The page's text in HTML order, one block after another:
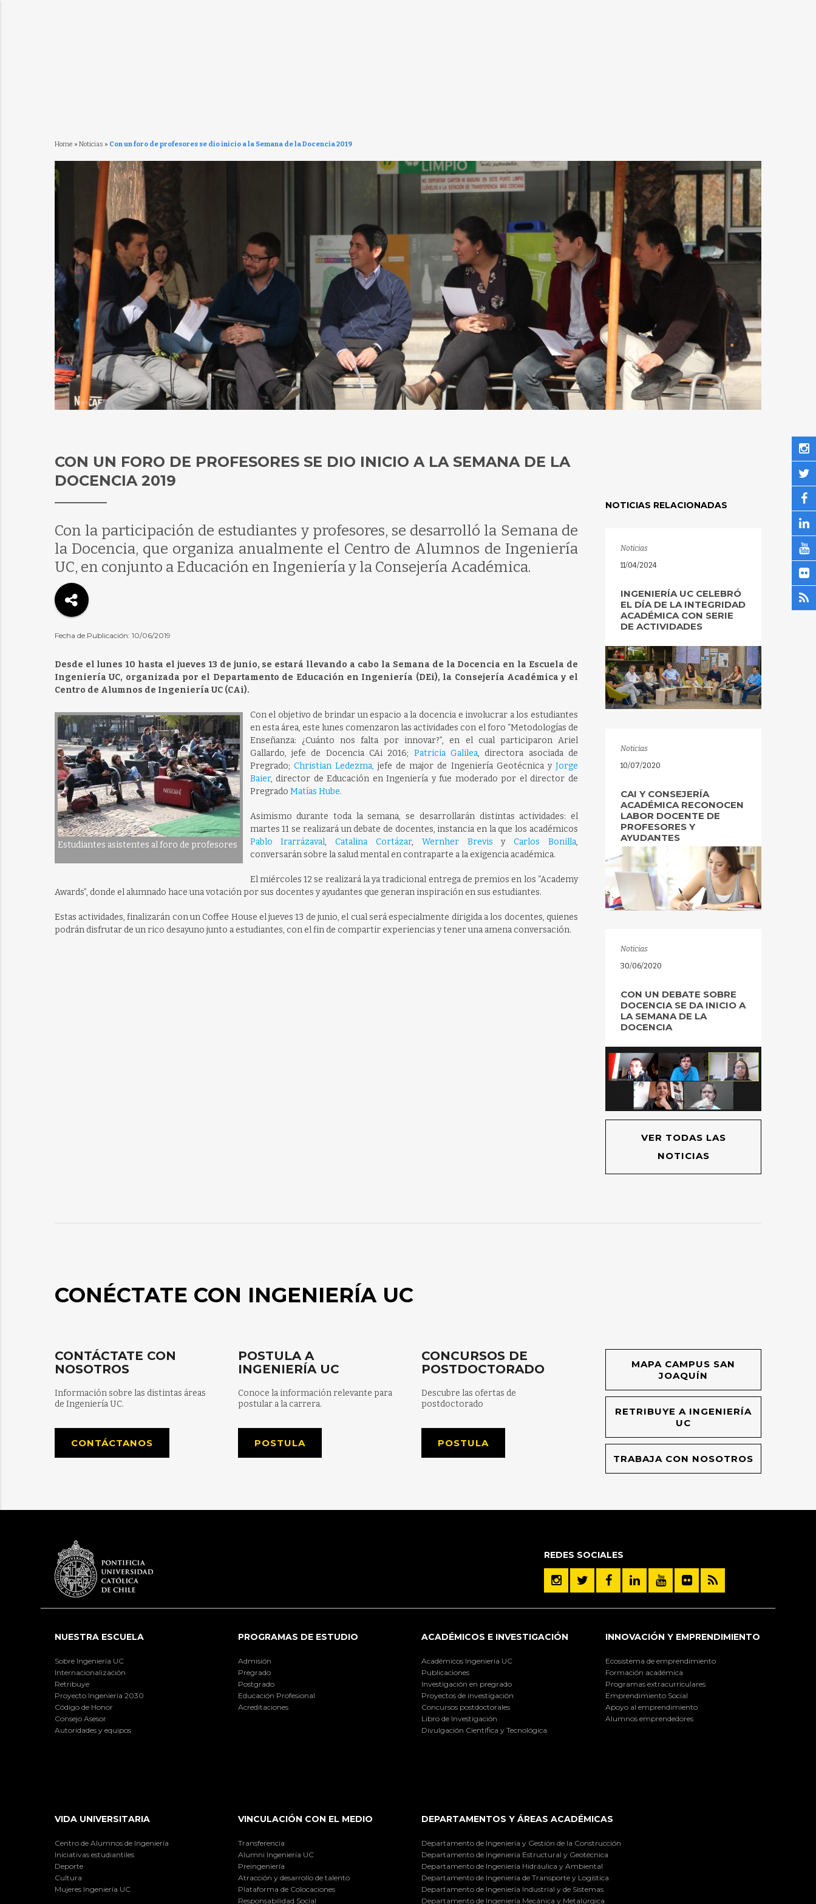
Home » Noticias » Con un foro de profesores se dio inicio a la Semana de la Docencia 2019
CON UN FORO DE PROFESORES SE DIO INICIO A LA SEMANA DE LA
DOCENCIA 2019
Con la participación de estudiantes y profesores, se desarrolló la Semana de
la Docencia, que organiza anualmente el Centro de Alumnos de Ingeniería
UC, en conjunto a Educación en Ingeniería y la Consejería Académica.
Fecha de Publicación: 10/06/2019
Desde el lunes 10 hasta el jueves 13 de junio, se estará llevando a cabo la Semana de la Docencia en la Escuela de
Ingeniería UC, organizada por el Departamento de Educación en Ingeniería (DEi), la Consejería Académica y el
Centro de Alumnos de Ingeniería UC (CAi).
Estudiantes asistentes al foro de profesores
Con el objetivo de brindar un espacio a la docencia e involucrar a los estudiantes
en esta área, este lunes comenzaron las actividades con el foro “Metodologías de
Enseñanza: ¿Cuánto nos falta por innovar?”, en el cual participaron Ariel
Gallardo, jefe de Docencia CAi 2016; Patricia Galilea, directora asociada de
Pregrado; Christian Ledezma, jefe de major de Ingeniería Geotécnica y Jorge
Baier, director de Educación en Ingeniería y fue moderado por el director de
Pregrado Matías Hube.
Asimismo durante toda la semana, se desarrollarán distintas actividades: el
martes 11 se realizará un debate de docentes, instancia en la que los académicos
Pablo Irarrázaval,Catalina Cortázar, Wernher Brevis yCarlos Bonilla,
conversarán sobre la salud mental en contraparte a la exigencia académica.
El miércoles 12 se realizará la ya tradicional entrega de premios en los “Academy
Awards”, donde el alumnado hace una votación por sus docentes y ayudantes que generan inspiración en sus estudiantes.
Estas actividades, finalizarán con un Coffee House el jueves 13 de junio, el cual será especialmente dirigida a los docentes, quienes
podrán disfrutar de un rico desayuno junto a estudiantes, con el fin de compartir experiencias y tener una amena conversación.
NOTICIAS RELACIONADAS
Noticias
11/04/2024
INGENIERÍA UC CELEBRÓ
EL DÍA DE LA INTEGRIDAD
ACADÉMICA CON SERIE
DE ACTIVIDADES
Noticias
10/07/2020
CAI Y CONSEJERÍA
ACADÉMICA RECONOCEN
LABOR DOCENTE DE
PROFESORES Y
AYUDANTES
Noticias
30/06/2020
CON UN DEBATE SOBRE
DOCENCIA SE DA INICIO A
LA SEMANA DE LA
DOCENCIA
VER TODAS LAS
NOTICIAS
CONÉCTATE CON INGENIERÍA UC
CONTÁCTATE CON
NOSOTROS
Información sobre las distintas áreas
de Ingeniería UC.
CONTÁCTANOS
POSTULA A
INGENIERÍA UC
Conoce la información relevante para
postular a la carrera.
POSTULA
CONCURSOS DE
POSTDOCTORADO
Descubre las ofertas de
postdoctorado
POSTULA
MAPA CAMPUS SAN
JOAQUÍN
RETRIBUYE A INGENIERÍA
UC
TRABAJA CON NOSOTROS
REDES SOCIALES
NUESTRA ESCUELA
Sobre Ingeniería UC
Internacionalización
Retribuye
Proyecto Ingeniería 2030
Código de Honor
Consejo Asesor
Autoridades y equipos
PROGRAMAS DE ESTUDIO
Admisión
Pregrado
Postgrado
Educación Profesional
Acreditaciones
ACADÉMICOS E INVESTIGACIÓN
Académicos Ingeniería UC
Publicaciones
Investigación en pregrado
Proyectos de investigación
Concursos postdoctorales
Libro de Investigación
Divulgación Científica y Tecnológica
INNOVACIÓN Y EMPRENDIMIENTO
Ecosistema de emprendimiento
Formación académica
Programas extracurriculares
Emprendimiento Social
Apoyo al emprendimiento
Alumnos emprendedores
VIDA UNIVERSITARIA
Centro de Alumnos de Ingeniería
Iniciativas estudiantiles
Deporte
Cultura
Mujeres Ingeniería UC
VINCULACIÓN CON EL MEDIO
Transferencia
Alumni Ingeniería UC
Preingeniería
Atracción y desarrollo de talento
Plataforma de Colocaciones
Responsabilidad Social
DEPARTAMENTOS Y ÁREAS ACADÉMICAS
Departamento de Ingeniería y Gestión de la Construcción
Departamento de Ingeniería Estructural y Geotécnica
Departamento de Ingeniería Hidráulica y Ambiental
Departamento de Ingeniería de Transporte y Logística
Departamento de Ingeniería Industrial y de Sistemas
Departamento de Ingeniería Mecánica y Metalúrgica